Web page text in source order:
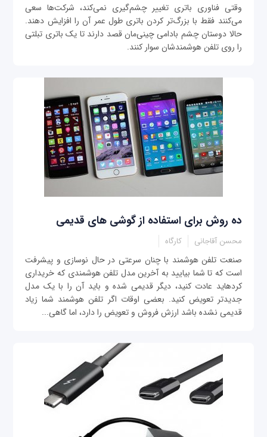
وقتی فناوری باتری تغییر چشم‌گیری نمی‌کند، شرکت‌ها سعی
می‌کنند فقط با بزرگ‌تر کردن باتری طول عمر آن را افزایش دهند.
حالا دوستان چشم بادامی چینی‌مان قصد دارند تا یک باتری تبلتی
را روی تلفن هوشمندشان سوار کنند.
ده روش برای استفاده از گوشی های قدیمی‎
محسن آقاجانی کارگاه
صنعت تلفن هوشمند با چنان سرعتی در حال نوسازی و پیشرفت
است که تا شما بیایید به آخرین مدل تلفن هوشمندی که خریداری
کرده‎اید عادت کنید، دیگر قدیمی‎ شده و باید آن را با یک مدل
جدیدتر تعویض کنید. بعضی اوقات اگر تلفن هوشمند شما زیاد
قدیمی‎ نشده باشد ارزش فروش و تعویض را دارد، اما گاهی...